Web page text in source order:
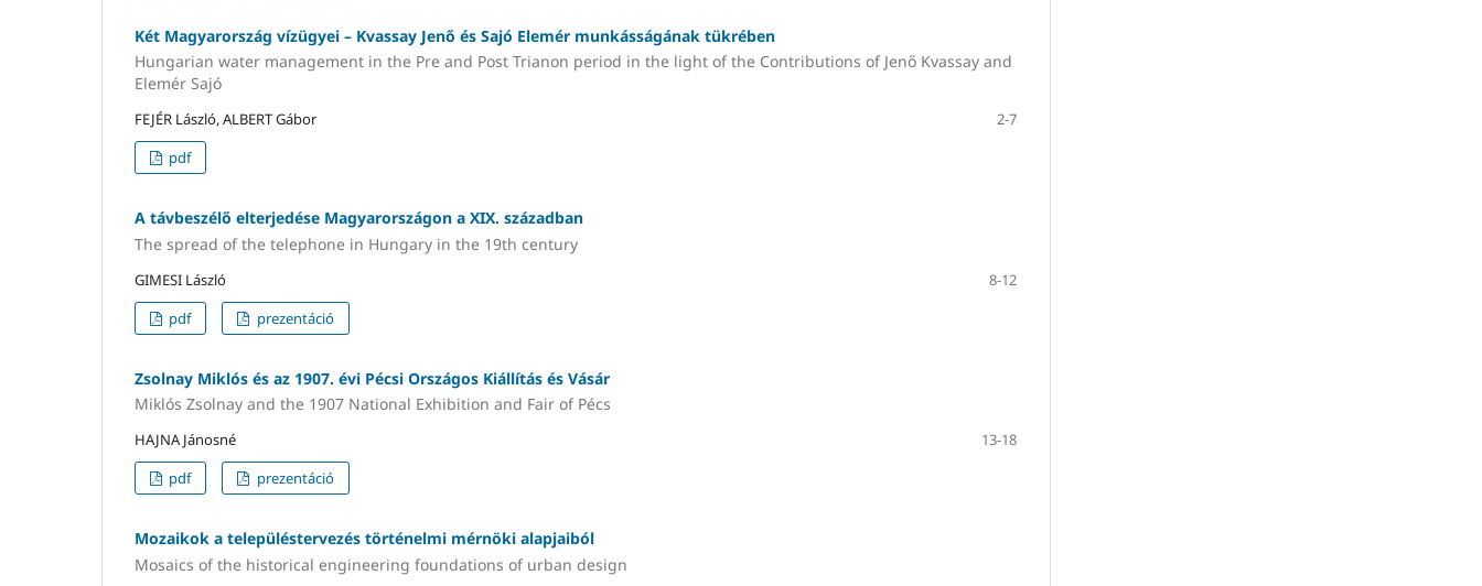
Két Magyarország vízügyei – Kvassay Jenő és Sajó Elemér munkásságának tükrében
Hungarian water management in the Pre and Post Trianon period in the light of the Contributions of Jenő Kvassay and
Elemér Sajó
FEJÉR László, ALBERT Gábor
2-7
pdf
A távbeszélő elterjedése Magyarországon a XIX. században
The spread of the telephone in Hungary in the 19th century
GIMESI László
8-12
pdf
prezentáció
Zsolnay Miklós és az 1907. évi Pécsi Országos Kiállítás és Vásár
Miklós Zsolnay and the 1907 National Exhibition and Fair of Pécs
HAJNA Jánosné
13-18
pdf
prezentáció
Mozaikok a településtervezés történelmi mérnöki alapjaiból
Mosaics of the historical engineering foundations of urban design